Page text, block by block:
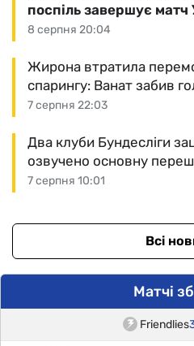
8 серпня 20:04
поспіль завершує матч
7 серпня 22:03
Жирона втратила
спарингу: Ванат забив
7 серпня 10:01
Два клуби Бундесліги
озвучено основну
Всі
Матчі
Friendlies